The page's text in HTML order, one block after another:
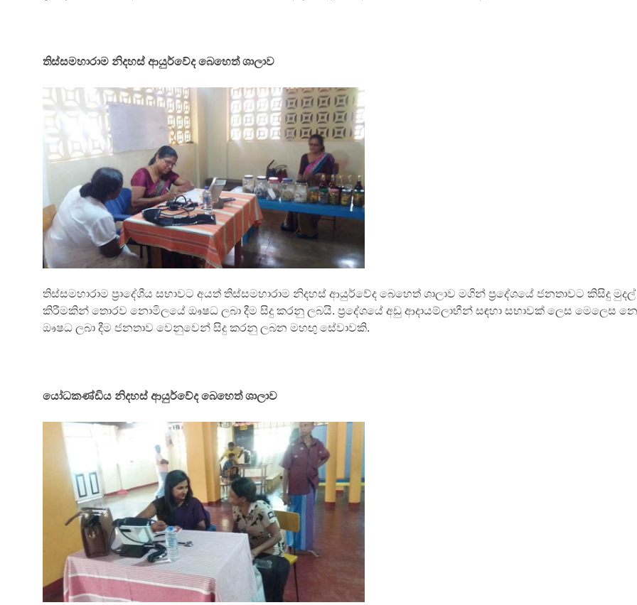
තිස්සමහාරාම නිදහස් ආයුර්වේද බෙහෙත් ශාලාව
තිස්සමහාරාම ප්‍රාදේශීය සභාවට අයත් තිස්සමහාරාම නිදහස් ආයුර්වේද බෙහෙත් ශාලාව මගින් ප්‍රදේශයේ ජනතාවට කිසිදු
කිරීමකින් තොරව නොමිලයේ ඖෂධ ලබා දීම සිදු කරනු ලබයි. ප්‍රදේශයේ අඩු ආදායම්ලාභීන් සඳහා සභාවක් ලෙස මෙලෙස
ඖෂධ ලබා දීම ජනතාව වෙනුවෙන් සිදු කරනු ලබන මහඟු සේවාවකි.
යෝධකණ්ඩිය නිදහස් ආයුර්වේද බෙහෙත් ශාලාව